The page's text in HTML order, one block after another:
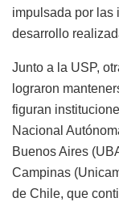
impulsada por las
desarrollo
Junto a la USP,
lograron
figuran
Nacional
Buenos Aires
Campinas
de Chile, que